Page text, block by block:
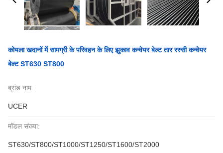
कोयला खदानों में सामग्री के परिवहन के लिए झुकाव कन्वेयर बेल्ट तार रस्सी कन्वेयर
बेल्ट ST630 ST800
ब्रांड नाम:
UCER
मॉडल संख्या:
ST630/ST800/ST1000/ST1250/ST1600/ST2000